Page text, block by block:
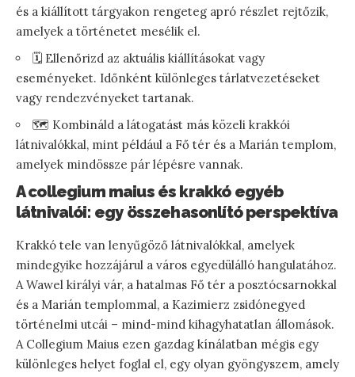
és a kiállított tárgyakon rengeteg apró részlet rejtőzik,
amelyek a történetet mesélik el.
🗓️ Ellenőrizd az aktuális kiállításokat vagy
eseményeket. Időnként különleges tárlatvezetéseket
vagy rendezvényeket tartanak.
🗺️ Kombináld a látogatást más közeli krakkói
látnivalókkal, mint például a Fő tér és a Marián templom,
amelyek mindössze pár lépésre vannak.
A collegium maius és krakkó egyéb
látnivalói: egy összehasonlító perspektíva
Krakkó tele van lenyűgöző látnivalókkal, amelyek
mindegyike hozzájárul a város egyedülálló hangulatához.
A Wawel királyi vár, a hatalmas Fő tér a posztócsarnokkal
és a Marián templommal, a Kazimierz zsidónegyed
történelmi utcái – mind-mind kihagyhatatlan állomások.
A Collegium Maius ezen gazdag kínálatban mégis egy
különleges helyet foglal el, egy olyan gyöngyszem, amely